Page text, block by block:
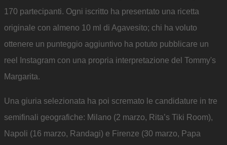
170 partecipanti. Ogni iscritto ha presentato una ricetta
originale con almeno 10 ml di Agavesito; chi ha voluto
ottenere un punteggio aggiuntivo ha potuto pubblicare un
reel Instagram con una propria interpretazione del Tommy's
Margarita.
Una giuria selezionata ha poi scremato le candidature in tre
semifinali geografiche: Milano (2 marzo, Rita’s Tiki Room),
Napoli (16 marzo, Randagi) e Firenze (30 marzo, Papa